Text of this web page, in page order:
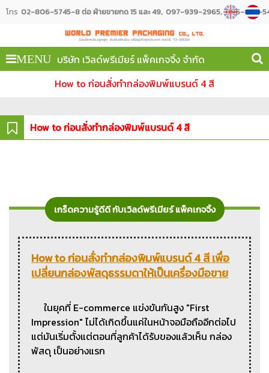
โทร 02-806-5745-8 ต่อ ฝ่ายขายกด 15 และ 49 097-939-2965 096-887-
MENU บริษัท เวิลด์พรีเมียร์ แพ็คเกจจิ้ง จำกัด
How to ก่อนสั่งทำกล่องพิมพ์แบรนด์ 4 สี
How to ก่อนสั่งทำกล่องพิมพ์แบรนด์ 4 สี
เกร็ดความรู้ดีดี กับเวิลด์พรีเมียร์ แพ็คเกจจิ้ง
How to ก่อนสั่งทำกล่องพิมพ์แบรนด์ 4 สี เพื่อ
เปลี่ยนกล่องพัสดุธรรมดาให้เป็นเครื่องมือขาย
ในยุคที่ E-commerce แข่งขันกันสูง "First
Impression" ไม่ได้เกิดขึ้นแค่ในหน้าจอมือถืออีกต่อไป
แต่มันเริ่มตั้งแต่ตอนที่ลูกค้าได้รับของแล้วเห็น กล่อง
พัสดุ เป็นอย่างแรก